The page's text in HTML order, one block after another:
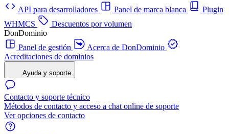
API para desarrolladores
Panel de marca blanca
Plugin
WHMCS
Descuentos por volumen
DonDominio
Panel de gestión
Acerca de DonDominio
Acreditaciones de dominios
Ayuda y soporte
Contacto y soporte técnico
Métodos de contacto y acceso a chat online de soporte
Ver opciones de contacto